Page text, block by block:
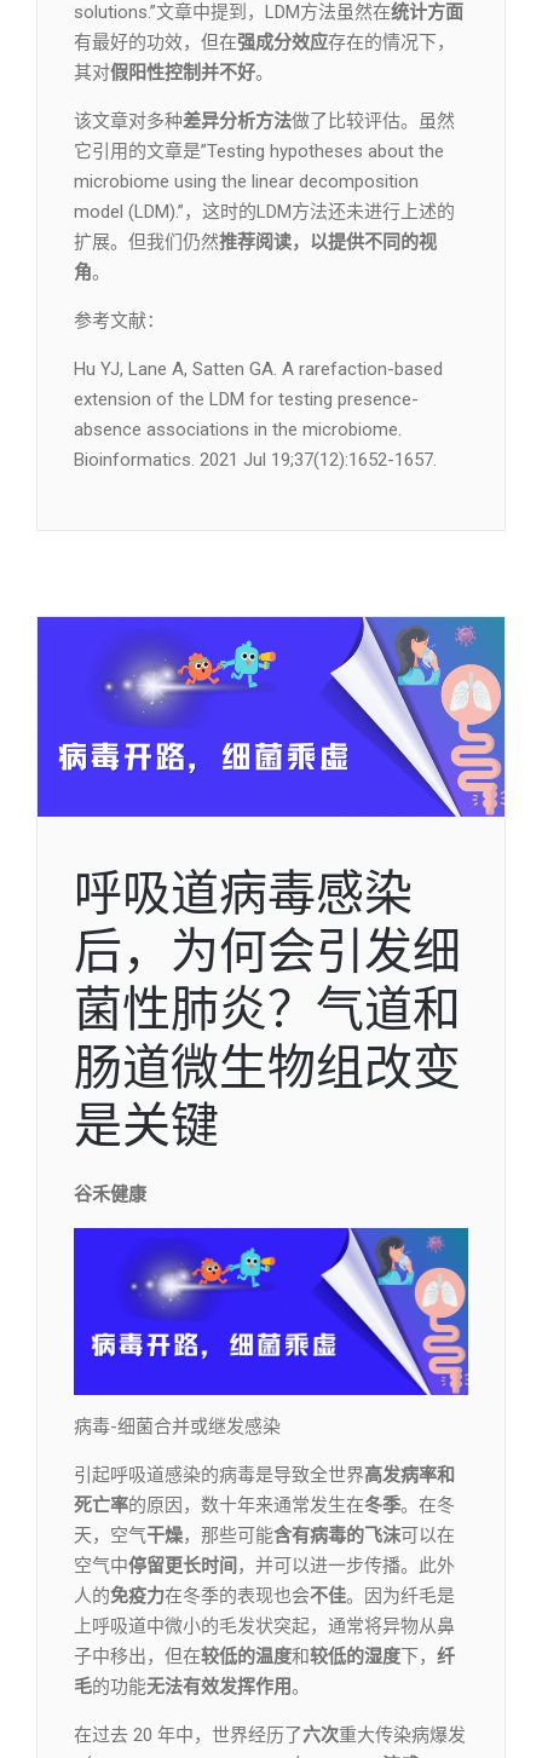
solutions.”文章中提到，LDM方法虽然在统计方面
有最好的功效，但在强成分效应存在的情况下，
其对假阳性控制并不好。
该文章对多种差异分析方法做了比较评估。虽然
它引用的文章是”Testing hypotheses about the
microbiome using the linear decomposition
model (LDM).”，这时的LDM方法还未进行上述的
扩展。但我们仍然推荐阅读，以提供不同的视
角。
参考文献：
Hu YJ, Lane A, Satten GA. A rarefaction-based
extension of the LDM for testing presence-
absence associations in the microbiome.
Bioinformatics. 2021 Jul 19;37(12):1652-1657.
呼吸道病毒感染
后，为何会引发细
菌性肺炎？气道和
肠道微生物组改变
是关键
谷禾健康
病毒-细菌合并或继发感染
引起呼吸道感染的病毒是导致全世界高发病率和
死亡率的原因，数十年来通常发生在冬季。在冬
天，空气干燥，那些可能含有病毒的 飞沫可以在
空气中停留更长时间 ，并可以进一步传播。此外
人的免疫力在冬季的表现也会不佳。因为纤毛是
上呼吸道中微小的毛发状突起，通常将异物从鼻
子中移出，但在较低的温度和较低的湿度 下， 纤
毛的功能无法有效发挥作用。
在过去 20 年中，世界经历了六次重大传染病爆发